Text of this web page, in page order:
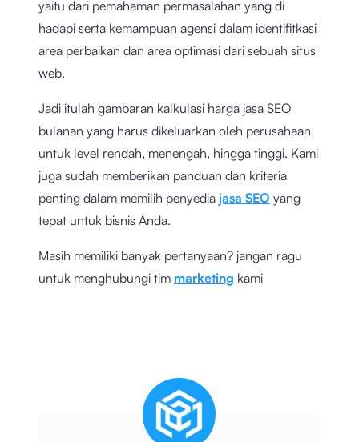
yaitu dari pemahaman permasalahan yang di
hadapi serta kemampuan agensi dalam identifitkasi
area perbaikan dan area optimasi dari sebuah situs
web.
Jadi itulah gambaran kalkulasi harga jasa SEO
bulanan yang harus dikeluarkan oleh perusahaan
untuk level rendah, menengah, hingga tinggi. Kami
juga sudah memberikan panduan dan kriteria
penting dalam memilih penyedia jasa SEO yang
tepat untuk bisnis Anda.
Masih memiliki banyak pertanyaan? jangan ragu
untuk menghubungi tim marketing kami